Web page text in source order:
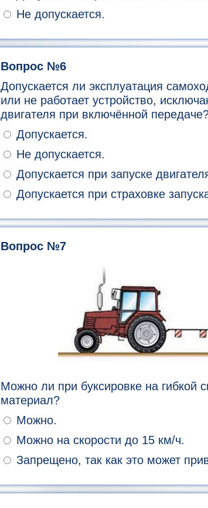
Не допускается.
Вопрос №6
Допускается ли эксплуатация
или не работает устройство,
двигателя при включённой
Допускается.
Не допускается.
Допускается при запуске
Допускается при страховке
Вопрос №7
Можно ли при буксировке на гибкой
материал?
Можно.
Можно на скорости до 15 км/ч.
Запрещено, так как это может